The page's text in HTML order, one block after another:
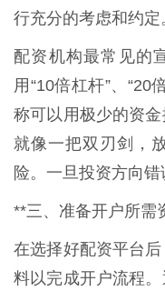
行充分的考虑和约定
配资机构最常见的
用“10倍杠杆”、“20
称可以用极少的资
就像一把双刃剑，
险。一旦投资方向错
**三、准备开户所需
在选择好配资平台
料以完成开户流程